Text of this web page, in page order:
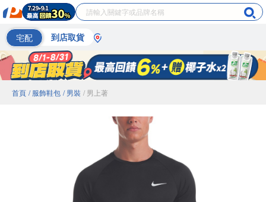
宅配 到店取貨
首頁 / 服飾鞋包 / 男裝 / 男上著